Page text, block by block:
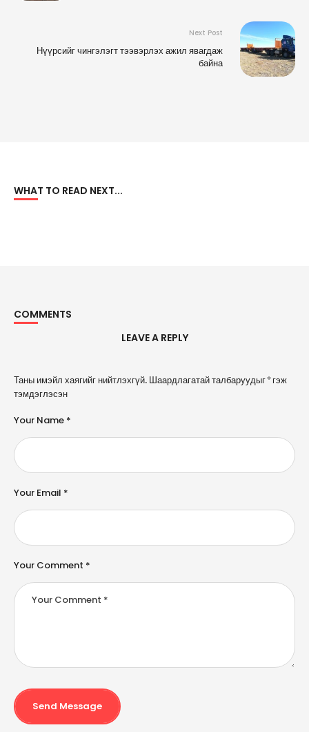
Next Post
Нүүрсийг чингэлэгт тээвэрлэх ажил явагдаж
байна
WHAT TO READ NEXT...
COMMENTS
LEAVE A REPLY
Таны имэйл хаягийг нийтлэхгүй. Шаардлагатай талбаруудыг*гэж
тэмдэглэсэн
Your Comment *
Your Name *
Your Email *
Send Message
A
l
e
n
a
ti
e